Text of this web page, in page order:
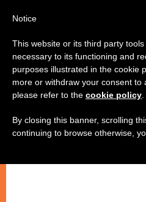
Notice
This website or its third party
necessary to its functioning and
purposes illustrated in the cookie
more or withdraw your consent to
please refer to the cookie policy
By closing this banner, scrolling
continuing to browse otherwise,